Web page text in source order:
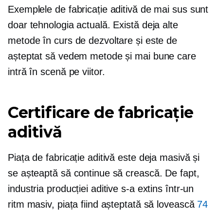
Exemplele de fabricație aditivă de mai sus sunt
doar tehnologia actuală. Există deja alte
metode în curs de dezvoltare și este de
așteptat să vedem metode și mai bune care
intră în scenă pe viitor.
Certificare de fabricație
aditivă
Piața de fabricație aditivă este deja masivă și
se așteaptă să continue să crească. De fapt,
industria producției aditive s-a extins într-un
ritm masiv, piața fiind așteptată să lovească 74